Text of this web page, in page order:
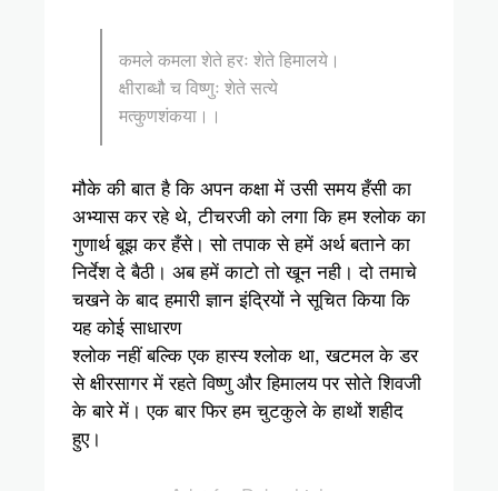
कमले कमला शेते हरः शेते हिमालये।
क्षीराब्धौ च विष्णुः शेते सत्ये
मत्कुणशंकया।।
मौके की बात है कि अपन कक्षा में उसी समय हँसी का
अभ्यास कर रहे थे, टीचरजी को लगा कि हम श्लोक का
गुणार्थ बूझ कर हँसे। सो तपाक से हमें अर्थ बताने का
निर्देश दे बैठी। अब हमें काटो तो खून नही। दो तमाचे
चखने के बाद हमारी ज्ञान इंद्रियों ने सूचित किया कि
यह कोई साधारण
श्लोक नहीं बल्कि एक हास्य श्लोक था, खटमल के डर
से क्षीरसागर में रहते विष्णु और हिमालय पर सोते शिवजी
के बारे में। एक बार फिर हम चुटकुले के हाथों शहीद
हुए।